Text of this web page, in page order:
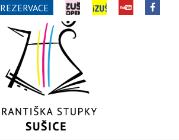
REZERVACE